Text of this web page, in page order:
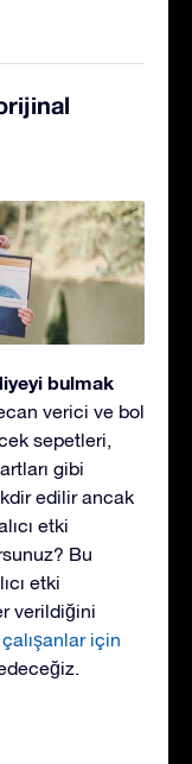
bulmak
verici ve bol
sepetleri,
gibi
edilir ancak
etki
Bu
etki
verildiğini
için